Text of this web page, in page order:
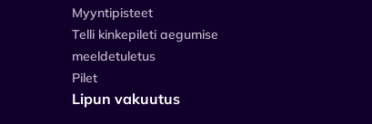
Myyntipisteet
Telli kinkepileti aegumise
meeldetuletus
Pilet
Lipun vakuutus